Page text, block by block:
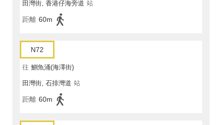
田灣街, 香港仔海旁道 站
距離 60m
N72
往 鰂魚涌(海澤街)
田灣街, 石排灣道 站
距離 60m